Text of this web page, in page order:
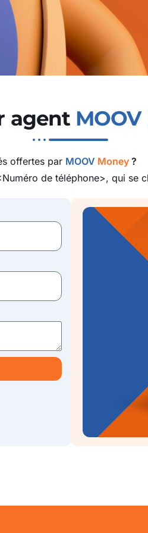
agent MOOV
offertes par MOOV Money ?
de téléphone>, qui se